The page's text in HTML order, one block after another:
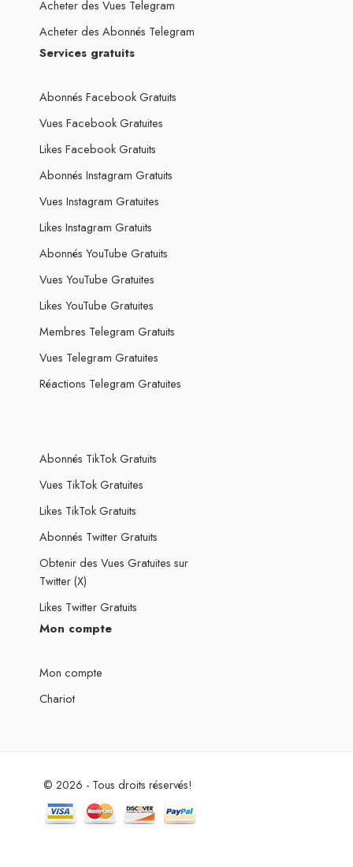
Acheter des Vues Telegram
Acheter des Abonnés Telegram
Services gratuits
Abonnés Facebook Gratuits
Vues Facebook Gratuites
Likes Facebook Gratuits
Abonnés Instagram Gratuits
Vues Instagram Gratuites
Likes Instagram Gratuits
Abonnés YouTube Gratuits
Vues YouTube Gratuites
Likes YouTube Gratuites
Membres Telegram Gratuits
Vues Telegram Gratuites
Réactions Telegram Gratuites
Abonnés TikTok Gratuits
Vues TikTok Gratuites
Likes TikTok Gratuits
Abonnés Twitter Gratuits
Obtenir des Vues Gratuites sur
Twitter (X)
Likes Twitter Gratuits
Mon compte
Mon compte
Chariot
© 2026 - Tous droits réservés!